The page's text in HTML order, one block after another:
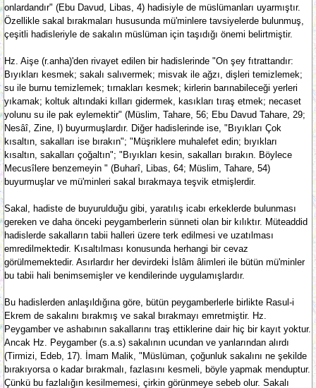
onlardandır" (Ebu Davud, Libas, 4) hadisiyle de müslümanları uyarmıştır.
Özellikle sakal bırakmaları hususunda mü'minlere tavsiyelerde bulunmuş,
çeşitli hadisleriyle de sakalın müslüman için taşıdığı önemi belirtmiştir.
Hz. Aişe (r.anha)'den rivayet edilen bir hadislerinde "On şey fıtrattandır:
Bıyıkları kesmek; sakalı salıvermek; misvak ile ağzı, dişleri temizlemek;
su ile burnu temizlemek; tırnakları kesmek; kirlerin barınabileceği yerleri
yıkamak; koltuk altındaki kılları gidermek, kasıkları tıraş etmek; necaset
yolunu su ile pak eylemektir" (Müslim, Tahare, 56; Ebu Davud Tahare, 29;
Nesâî, Zine, I) buyurmuşlardır. Diğer hadislerinde ise, "Bıyıkları Çok
kısaltın, sakalları ise bırakın"; "Müşriklere muhalefet edin; bıyıkları
kısaltın, sakalları çoğaltın"; "Bıyıkları kesin, sakalları bırakın. Böylece
Mecusîlere benzemeyin " (Buharî, Libas, 64; Müslim, Tahare, 54)
buyurmuşlar ve mü'minleri sakal bırakmaya teşvik etmişlerdir.
Sakal, hadiste de buyurulduğu gibi, yaratılış icabı erkeklerde bulunması
gereken ve daha önceki peygamberlerin sünneti olan bir kılıktır. Müteaddid
hadislerde sakalların tabii halleri üzere terk edilmesi ve uzatılması
emredilmektedir. Kısaltılması konusunda herhangi bir cevaz
görülmemektedir. Asırlardır her devirdeki İslâm âlimleri ile bütün mü'minler
bu tabii hali benimsemişler ve kendilerinde uygulamışlardır.
Bu hadislerden anlaşıldığına göre, bütün peygamberlerle birlikte Rasul-i
Ekrem de sakalını bırakmış ve sakal bırakmayı emretmiştir. Hz.
Peygamber ve ashabının sakallarını traş ettiklerine dair hiç bir kayıt yoktur.
Ancak Hz. Peygamber (s.a.s) sakalının ucundan ve yanlarından alırdı
(Tirmizi, Edeb, 17). İmam Malik, "Müslüman, çoğunluk sakalını ne şekilde
bırakıyorsa o kadar bırakmalı, fazlasını kesmeli, böyle yapmak menduptur.
Çünkü bu fazlalığın kesilmemesi, çirkin görünmeye sebeb olur. Sakalı